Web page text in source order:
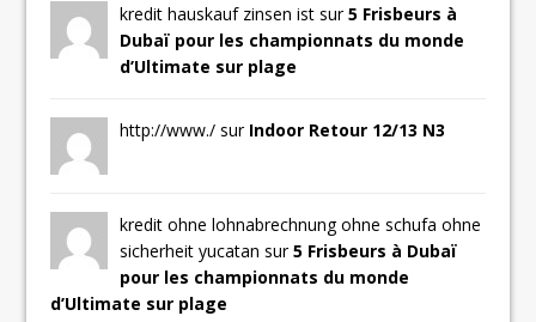
kredit hauskauf zinsen ist sur5 Frisbeurs à
Dubaï pour les championnats du monde
d’Ultimate sur plage
http://www./ sur Indoor Retour 12/13 N3
kredit ohne lohnabrechnung ohne schufa ohne
sicherheit yucatan sur5 Frisbeurs à Dubaï
pour les championnats du monde
d’Ultimate sur plage